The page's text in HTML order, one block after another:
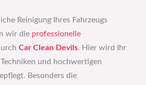
Reinigung Ihres Fahrzeugs
wir die professionelle
Car Clean Devils. Hier wird Ihr
und hochwertigen
Besonders die